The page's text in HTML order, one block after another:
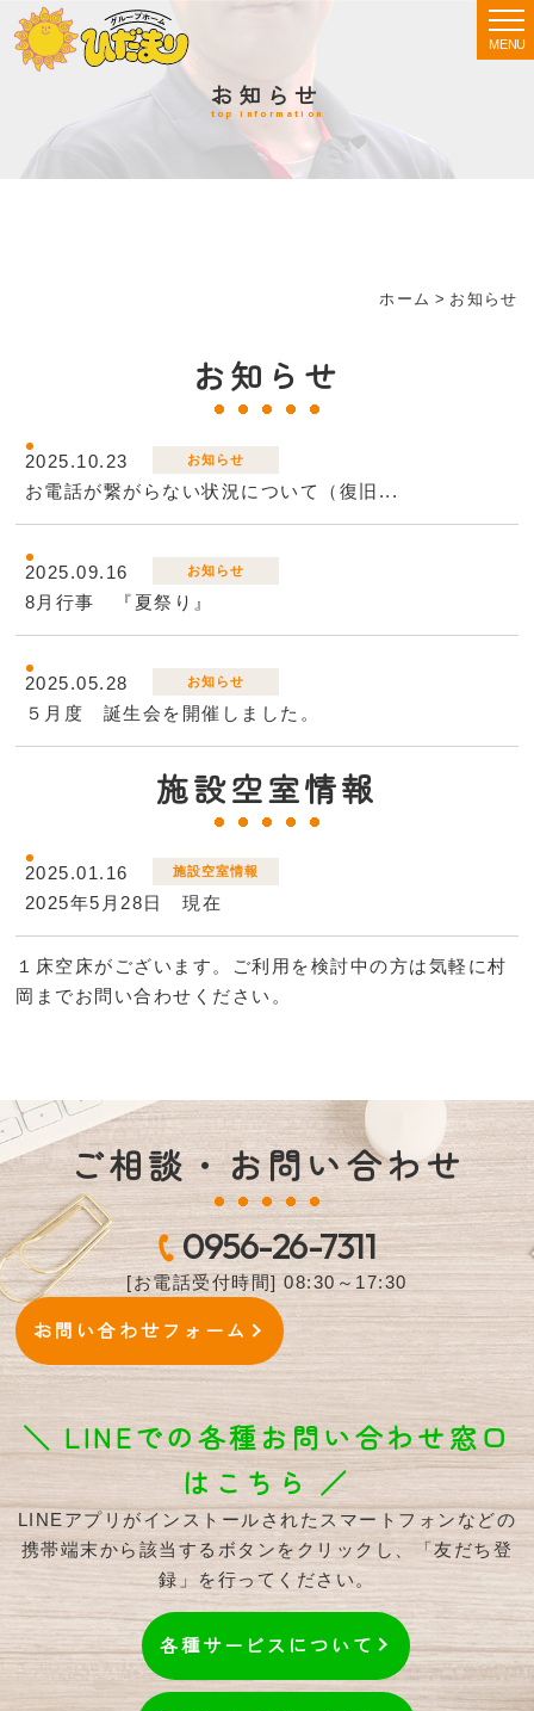
MENU
お知らせ
top information
ホーム > お知らせ
お知らせ
2025.10.23 お知らせ
お電話が繋がらない状況について（復旧...
2025.09.16 お知らせ
8月行事 『夏祭り』
2025.05.28 お知らせ
５月度 誕生会を開催しました。
施設空室情報
2025.01.16 施設空室情報
2025年5月28日 現在
１床空床がございます。ご利用を検討中の方は気軽に村
岡までお問い合わせください。
ご相談・お問い合わせ
0956-26-7311
[お電話受付時間] 08:30～17:30
お問い合わせフォーム
＼ LINEでの各種お問い合わせ窓口
はこちら ／
LINEアプリがインストールされたスマートフォンなどの
携帯端末から該当するボタンをクリックし、「友だち登
録」を行ってください。
各種サービスについて